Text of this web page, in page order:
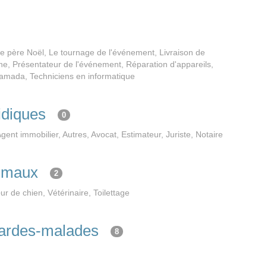
père Noël, Le tournage de l'événement, Livraison de
Présentateur de l'événement, Réparation d'appareils,
Techniciens en informatique
0
immobilier, Autres, Avocat, Estimateur, Juriste, Notaire
2
de chien, Vétérinaire, Toilettage
malades 8